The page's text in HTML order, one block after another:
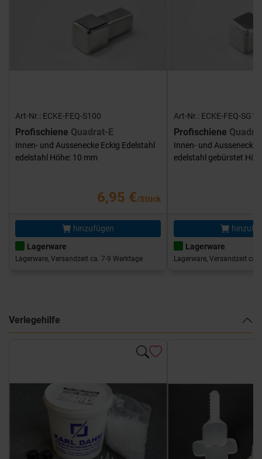
Art-Nr.: ECKE-FEQ-S100
Profischiene Quadrat-E
Innen- und Aussenecke Eckig Edelstahl
edelstahl Höhe: 10 mm
6,95 €/Stück
hinzufügen
Lagerware
Lagerware, Versandzeit ca. 7-9 Werktage
Art-Nr.: ECKE-FEQ-
Profischiene
Innen- und Aussenecke
edelstahl gebürstet
Lagerware
Lagerware, Versandzeit ca.
Verlegehilfe